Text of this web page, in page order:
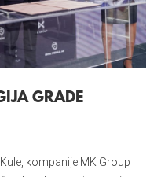
GRADE
kompanije MK Group i